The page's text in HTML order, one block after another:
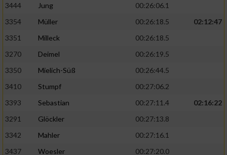
3444
Jung
00:26:06.1
3354
Müller 00:26:18.5
02:12:47
3351
Milleck
00:26:18.5
3270
Deimel
00:26:19.5
3350
Mielich-Süß
00:26:44.5
3410
Stumpf
00:27:06.2
3393
Sebastian 00:27:11.4
02:16:22
3291
Glöckler
00:27:13.8
3342
Mahler
00:27:16.1
3437
Woesler
00:27:20.0